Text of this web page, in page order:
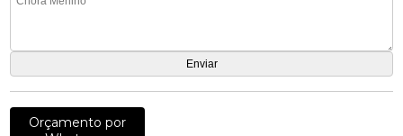
Orçamento por